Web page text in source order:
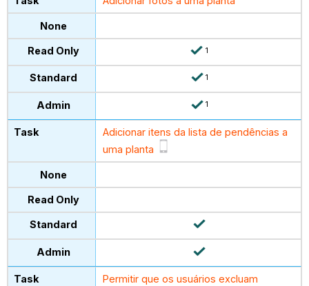
1
1
1
Adicionar itens da lista de pendências a
uma planta
Permitir que os usuários excluam